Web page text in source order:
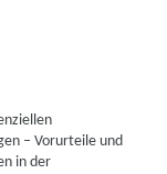
– Vorurteile und
in der